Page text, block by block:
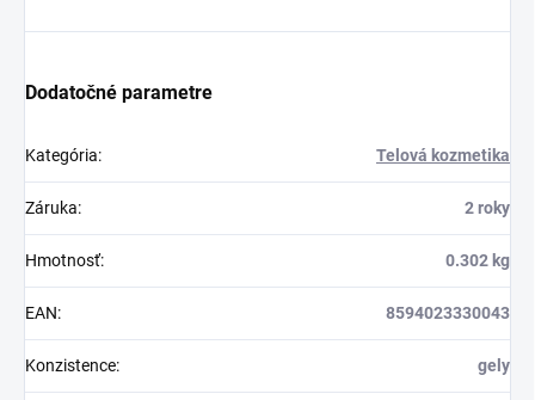
Dodatočné parametre
Kategória: Telová kozmetika
Záruka: 2 roky
Hmotnosť: 0.302 kg
EAN: 8594023330043
Konzistence: gely